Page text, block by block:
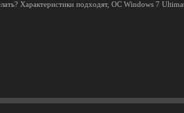
Характеристики подходят, ОС Windows 7